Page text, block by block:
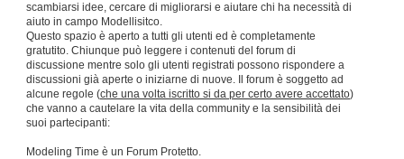
scambiarsi idee, cercare di migliorarsi e aiutare chi ha necessità di
aiuto in campo Modellisitco.
Questo spazio è aperto a tutti gli utenti ed è completamente
gratutito. Chiunque può leggere i contenuti del forum di
discussione mentre solo gli utenti registrati possono rispondere a
discussioni già aperte o iniziarne di nuove. Il forum è soggetto ad
alcune regole (che una volta iscritto si da per certo avere accettato)
che vanno a cautelare la vita della community e la sensibilità dei
suoi partecipanti:
Modeling Time è un Forum Protetto.